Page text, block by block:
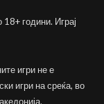
години. Играј
игри не е
игри на среќа, во